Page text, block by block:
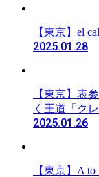
【東京】el
2025.01.28
【東京】表
く王道「ク
2025.01.26
【東京】A to